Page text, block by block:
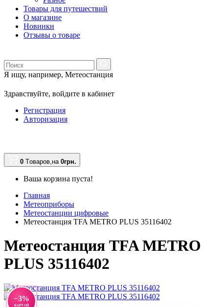
Товары для путешествий
О магазине
Новинки
Отзывы о товаре
Я ищу, например, Метеостанция
Здравствуйте, войдите в кабинет
Регистрация
Авторизация
0 Tоваров,на 0грн.
Ваша корзина пуста!
Главная
Метеоприборы
Метеостанции цифровые
Метеостанция TFA METRO PLUS 35116402
Метеостанция TFA METRO
PLUS 35116402
−3%
КАРТОЙ